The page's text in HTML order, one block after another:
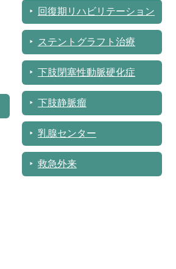
回復期リハビリテーション
ステントグラフト治療
下肢閉塞性動脈硬化症
下肢静脈瘤
乳腺センター
救急外来